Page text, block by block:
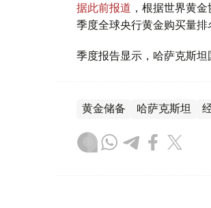
据此前报道 ，根据世界黄
季度全球央行黄金购买量排
季度报告显示，哈萨克斯坦
黄金储备 哈萨克斯坦